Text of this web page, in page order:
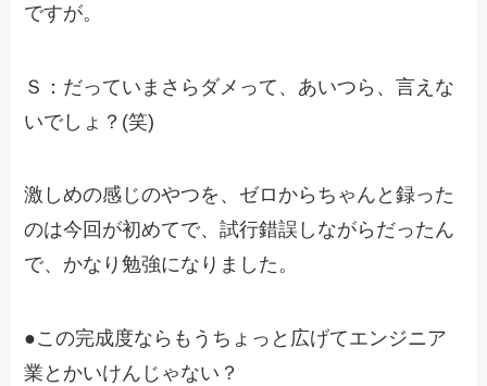
ですが。
Ｓ：だっていまさらダメって、あいつら、言えな
いでしょ？(笑)
激しめの感じのやつを、ゼロからちゃんと録った
のは今回が初めてで、試行錯誤しながらだったん
で、かなり勉強になりました。
●この完成度ならもうちょっと広げてエンジニア
業とかいけんじゃない？